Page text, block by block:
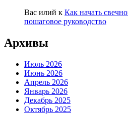
Вас илий к Как начать
пошаговое руководство
Архивы
Июль 2026
Июнь 2026
Апрель 2026
Январь 2026
Декабрь 2025
Октябрь 2025